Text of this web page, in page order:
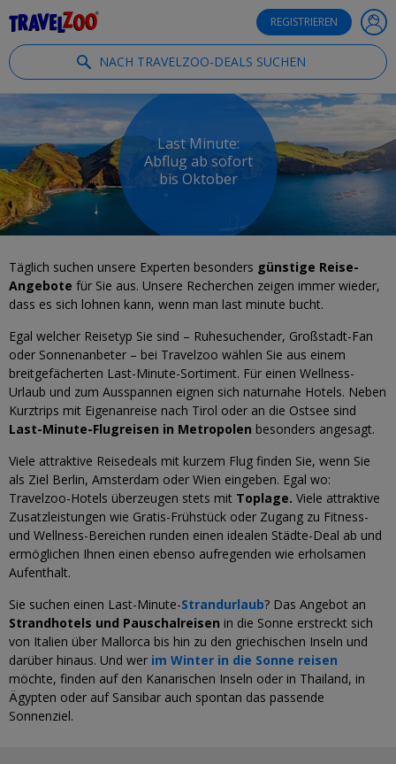
REGISTRIEREN
NACH TRAVELZOO-DEALS SUCHEN
Last Minute:
Abflug ab sofort
bis Oktober
Täglich suchen unsere Experten besonders günstige Reise-
Angebote für Sie aus. Unsere Recherchen zeigen immer wieder,
dass es sich lohnen kann, wenn man last minute bucht.
Egal welcher Reisetyp Sie sind – Ruhesuchender, Großstadt-Fan
oder Sonnenanbeter – bei Travelzoo wählen Sie aus einem
breitgefächerten Last-Minute-Sortiment. Für einen Wellness-
Urlaub und zum Ausspannen eignen sich naturnahe Hotels. Neben
Kurztrips mit Eigenanreise nach Tirol oder an die Ostsee sind
Last-Minute-Flugreisen in Metropolen besonders angesagt.
Viele attraktive Reisedeals mit kurzem Flug finden Sie, wenn Sie
als Ziel Berlin, Amsterdam oder Wien eingeben. Egal wo:
Travelzoo-Hotels überzeugen stets mit Toplage. Viele attraktive
Zusatzleistungen wie Gratis-Frühstück oder Zugang zu Fitness-
und Wellness-Bereichen runden einen idealen Städte-Deal ab und
ermöglichen Ihnen einen ebenso aufregenden wie erholsamen
Aufenthalt.
Sie suchen einen Last-Minute-Strandurlaub? Das Angebot an
Strandhotels und Pauschalreisen in die Sonne erstreckt sich
von Italien über Mallorca bis hin zu den griechischen Inseln und
darüber hinaus. Und wer im Winter in die Sonne reisen
möchte, finden auf den Kanarischen Inseln oder in Thailand, in
Ägypten oder auf Sansibar auch spontan das passende
Sonnenziel.